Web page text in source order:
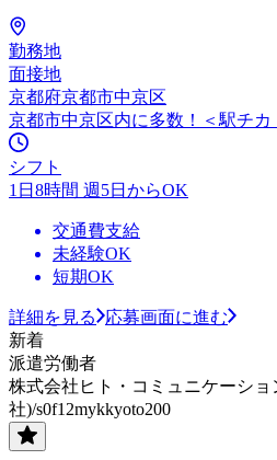
勤務地
面接地
京都府京都市中京区
京都市中京区内に多数！＜駅チカ
シフト
1日8時間 週5日からOK
交通費支給
未経験OK
短期OK
詳細を見る
応募画面に進む
新着
派遣労働者
株式会社ヒト・コミュニケーシ
社)/s0f12mykkyoto200